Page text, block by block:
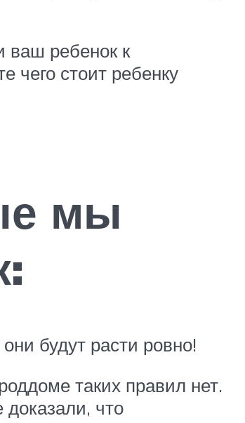
ваш ребенок к
чего стоит ребенку
мы
будут расти ровно!
таких правил нет.
что